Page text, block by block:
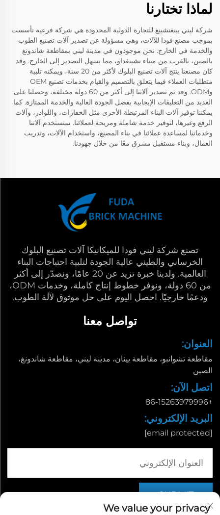
لماذا تختارنا
شركة ليني يينغتشينغ للتجارة الدولية المحدودة هي شركة فرعية تأسست
بموجب مصنع فودا للآلات، وهي مسؤولة عن تصدير آلات تصنيع الطوب
والخدمة في الخارج. نحن موجودون في مدينة ليني بمقاطعة شاندونغ
بالصين، بالقرب من ميناء تشينغداو، مما يسهل التصدير إلى الخارج. وقد
كان مصنعنا ينتج آلات تصنيع البلوك لأكثر من 20 سنة، ويمكنه تلبية
متطلبات العملاء فيما يتعلق بالتصميم والقيام بخدمات تصنيع OEM
وODM. وقد تم تصدير آلاتنا إلى أكثر من 60 دولة مختلفة، وحصلنا على
العديد من التعليقات الإيجابية بفضل الجودة العالية والخدمة الممتازة. كما
يمكننا توفير آلات البناء المرتبطة الأخرى مثل الحفارات، واللوادر، وآلات
الرفع وغيرها، لتوفير خدمة شاملة ومريحة لعملائنا. سنستخدم آلاتنا
وخدماتنا لمساعدة عملائنا في بناء المصنع، واستخدام الآلات، وتدريب
العمال، وبناء مستقبل مشرق معًا من خلال جهودنا.
تصنع شركة ليني فودا للميكانيكا آلات تصنيع البلوك
الخرساني والطيني عالية الجودة لتلبية احتياجات البناء
العالمية. ولدينا خبرة تزيد عن 20 عامًا، ونصدّر إلى أكثر
من 60 دولة، ونوفر خطوط إنتاج كاملة، وخدمات ODM،
ودعمًا خارجيًا. احصل اليوم على حل موثوق لآلة الطوب.
تواصل معنا
العنوان:
مقاطعة تشوانبو، مقاطعة يينان، مدينة ليني، مقاطعة شاندونغ،
الصين
اتصل الآن:
+86-15263979996
البريد الإلكتروني:
[email protected]
We value your privacy